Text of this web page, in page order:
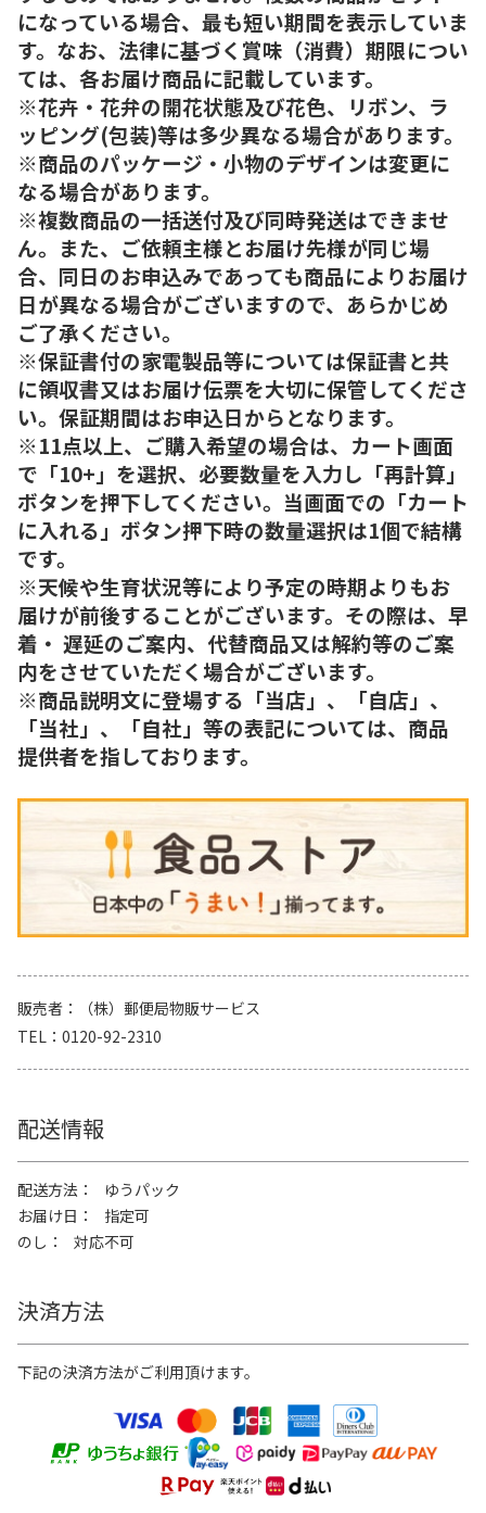
になっている場合、最も短い期間を表示していま
す。なお、法律に基づく賞味（消費）期限につい
ては、各お届け商品に記載しています。
※花卉・花弁の開花状態及び花色、リボン、ラ
ッピング(包装)等は多少異なる場合があります。
※商品のパッケージ・小物のデザインは変更に
なる場合があります。
※複数商品の一括送付及び同時発送はできませ
ん。また、ご依頼主様とお届け先様が同じ場
合、同日のお申込みであっても商品によりお届け
日が異なる場合がございますので、あらかじめ
ご了承ください。
※保証書付の家電製品等については保証書と共
に領収書又はお届け伝票を大切に保管してくださ
い。保証期間はお申込日からとなります。
※11点以上、ご購入希望の場合は、カート画面
で「10+」を選択、必要数量を入力し「再計算」
ボタンを押下してください。当画面での「カート
に入れる」ボタン押下時の数量選択は1個で結構
です。
※天候や生育状況等により予定の時期よりもお
届けが前後することがございます。その際は、早
着・ 遅延のご案内、代替商品又は解約等のご案
内をさせていただく場合がございます。
※商品説明文に登場する「当店」、「自店」、
「当社」、「自社」等の表記については、商品
提供者を指しております。
販売者
（株）郵便局物販サービス
TEL
0120-92-2310
配送情報
配送方法
ゆうパック
お届け日
指定可
のし
対応不可
決済方法
下記の決済方法がご利用頂けます。